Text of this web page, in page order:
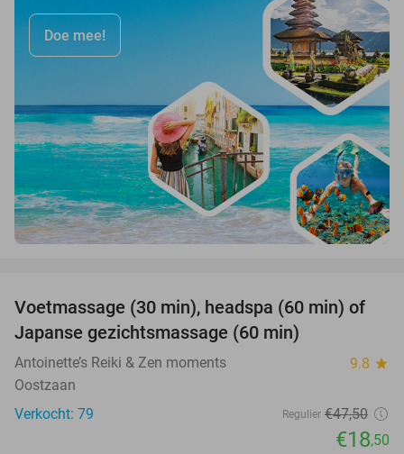
Doe mee!
61%
Voetmassage (30 min), headspa (60 min) of
Japanse gezichtsmassage (60 min)
Antoinette’s Reiki & Zen moments 9.8 star
Oostzaan
Verkocht: 79
Regulier €47,50
€18,50